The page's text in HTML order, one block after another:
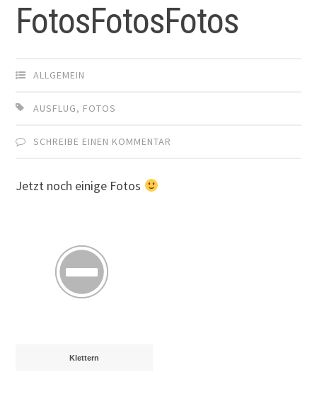
FotosFotosFotos
ALLGEMEIN
AUSFLUG, FOTOS
SCHREIBE EINEN KOMMENTAR
Jetzt noch einige Fotos
Klettern